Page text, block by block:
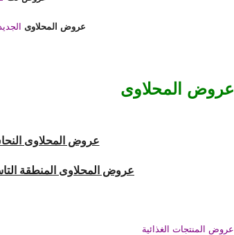
عروض المحلاوى الجديدة سارية من 2
عروض المحلاوى
عروض المحلاوى
عروض المحلاوى المنطقة
عروض المنتجات الغذائية